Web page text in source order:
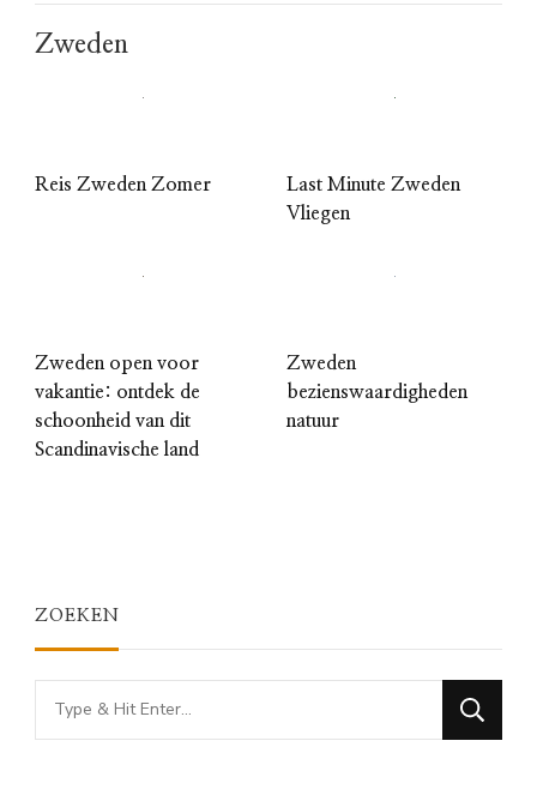
Zweden
Reis Zweden Zomer
Last Minute Zweden
Vliegen
Zweden open voor
vakantie: ontdek de
schoonheid van dit
Scandinavische land
Zweden
bezienswaardigheden
natuur
ZOEKEN
Looking
for